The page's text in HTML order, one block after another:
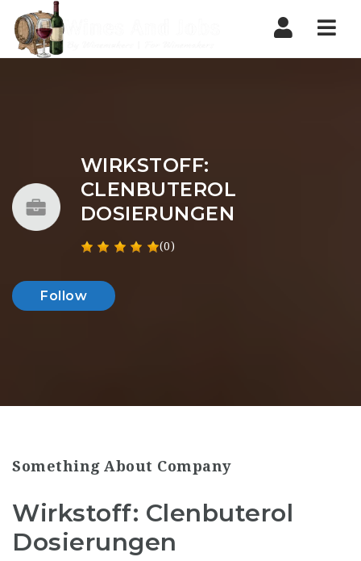
WIRKSTOFF:
CLENBUTEROL
DOSIERUNGEN
(0)
Follow
Something About Company
Wirkstoff: Clenbuterol
Dosierungen